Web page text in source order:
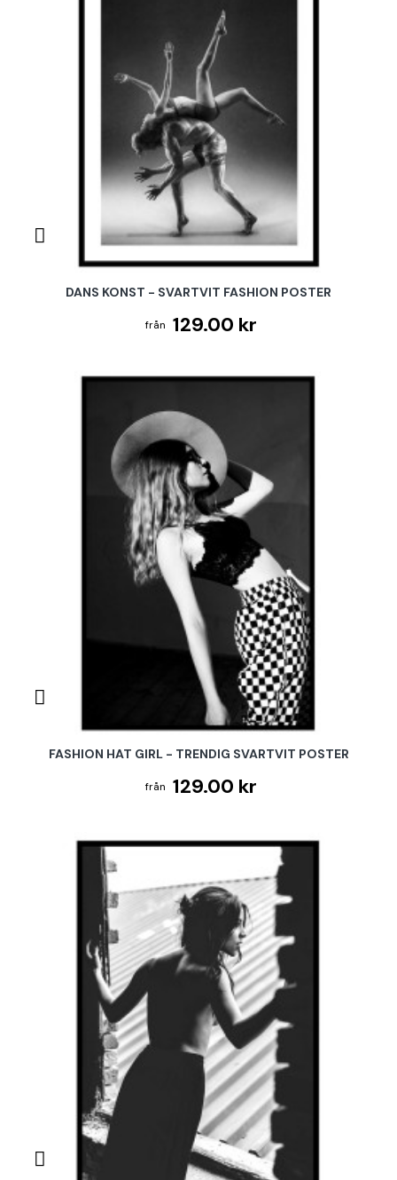
DANS KONST - SVARTVIT FASHION POSTER
129.00 kr
FASHION HAT GIRL - TRENDIG SVARTVIT POSTER
129.00 kr